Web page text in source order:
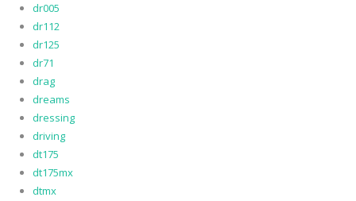
dr005
dr112
dr125
dr71
drag
dreams
dressing
driving
dt175
dt175mx
dtmx